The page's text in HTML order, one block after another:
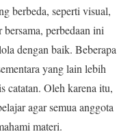
berbeda, seperti visual,
perbedaan ini
dengan baik. Beberapa
yang lain lebih
catatan. Oleh karena itu,
agar semua anggota
materi.